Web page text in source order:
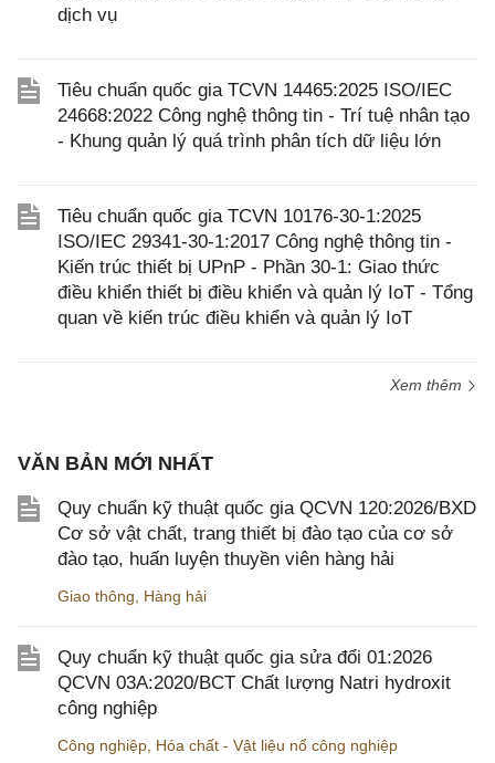
dịch vụ
Tiêu chuẩn quốc gia TCVN 14465:2025 ISO/IEC
24668:2022 Công nghệ thông tin - Trí tuệ nhân tạo
- Khung quản lý quá trình phân tích dữ liệu lớn
Tiêu chuẩn quốc gia TCVN 10176-30-1:2025
ISO/IEC 29341-30-1:2017 Công nghệ thông tin -
Kiến trúc thiết bị UPnP - Phần 30-1: Giao thức
điều khiển thiết bị điều khiển và quản lý IoT - Tổng
quan về kiến trúc điều khiển và quản lý IoT
Xem thêm
VĂN BẢN MỚI NHẤT
Quy chuẩn kỹ thuật quốc gia QCVN 120:2026/BXD
Cơ sở vật chất, trang thiết bị đào tạo của cơ sở
đào tạo, huấn luyện thuyền viên hàng hải
Giao thông Hàng hải
Quy chuẩn kỹ thuật quốc gia sửa đổi 01:2026
QCVN 03A:2020/BCT Chất lượng Natri hydroxit
công nghiệp
Công nghiệp Hóa chất - Vật liệu nổ công nghiệp